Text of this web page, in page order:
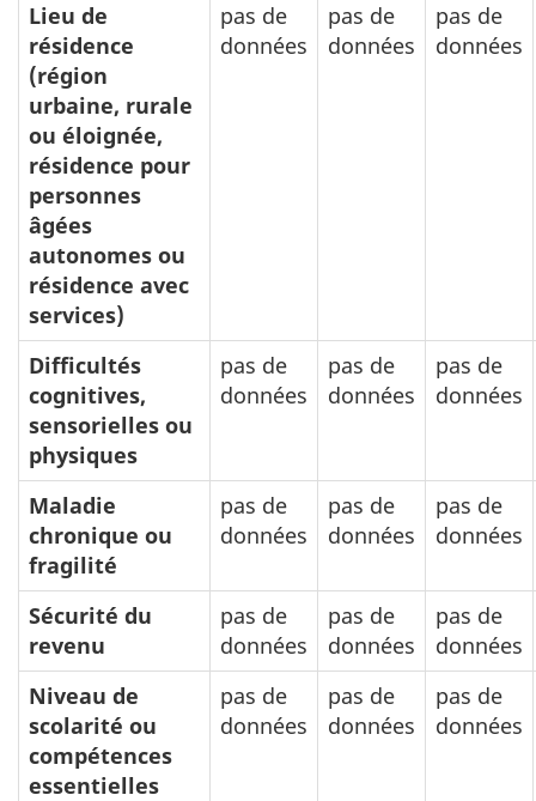
Lieu de
résidence
(région
urbaine, rurale
ou éloignée,
résidence pour
personnes
âgées
autonomes ou
résidence avec
services)
pas de
données
pas de
données
pas de
données
Difficultés
cognitives,
sensorielles ou
physiques
pas de
données
pas de
données
pas de
données
Maladie
chronique ou
fragilité
pas de
données
pas de
données
pas de
données
Sécurité du
revenu
pas de
données
pas de
données
pas de
données
Niveau de
scolarité ou
compétences
essentielles
pas de
données
pas de
données
pas de
données